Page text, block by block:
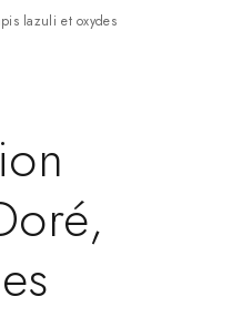
lazuli et oxydes